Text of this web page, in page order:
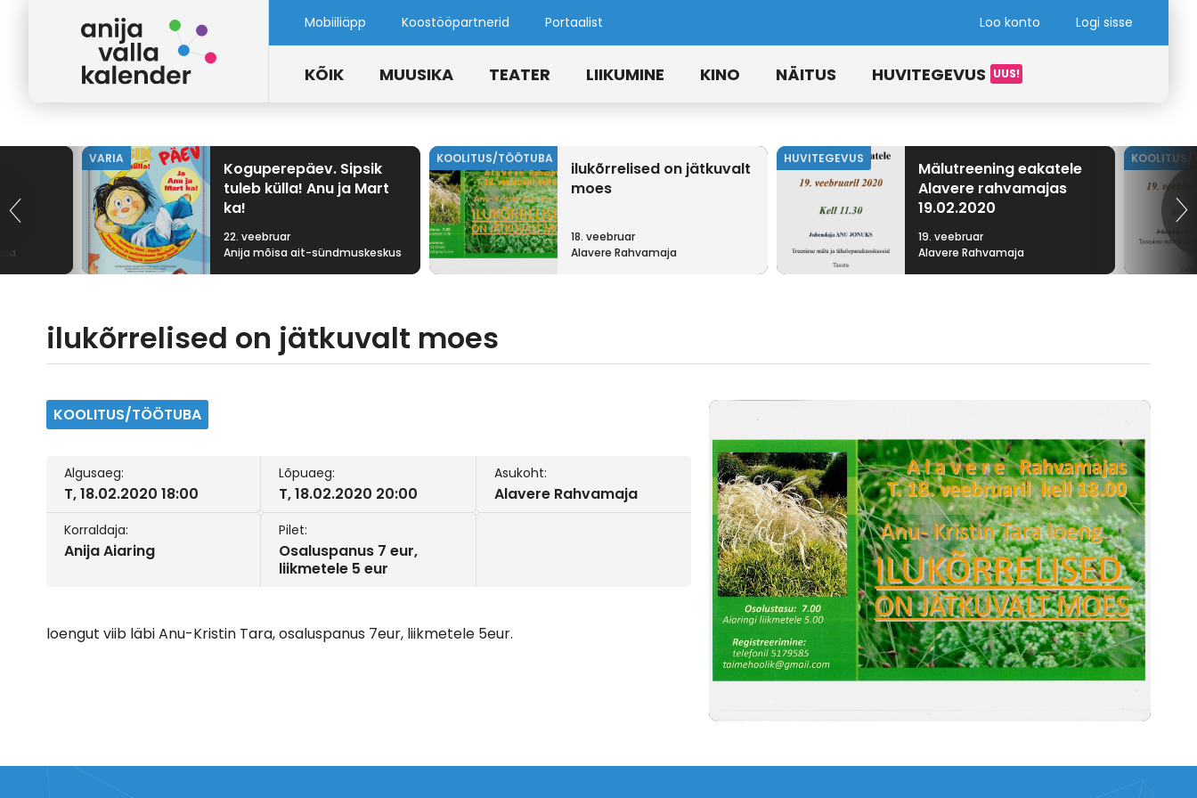
Mobiiliäpp Koostööpartnerid Portaalist Loo konto Logi sisse
KÕIK MUUSIKA TEATER LIIKUMINE KINO NÄITUS HUVITEGEVUS
VARIA
Koguperepäev. Sipsik
tuleb külla! Anu ja Mart
ka!
22. veebruar
Anija mõisa ait-sündmuskeskus
KOOLITUS/TÖÖTUBA
ilukõrrelised on jätkuvalt
moes
18. veebruar
Alavere Rahvamaja
HUVITEGEVUS
Mälutreening eakatele
Alavere rahvamajas
19.02.2020
19. veebruar
Alavere Rahvamaja
KOOLITUS/
ilukõrrelised on jätkuvalt moes
KOOLITUS/TÖÖTUBA
Algusaeg:
T, 18.02.2020 18:00
Lõpuaeg:
T, 18.02.2020 20:00
Asukoht:
Alavere Rahvamaja
Korraldaja:
Anija Aiaring
Pilet:
Osaluspanus 7 eur,
liikmetele 5 eur
loengut viib läbi Anu-Kristin Tara, osaluspanus 7eur, liikmetele 5eur.